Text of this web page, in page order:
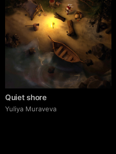
Quiet shore
Yuliya Muraveva